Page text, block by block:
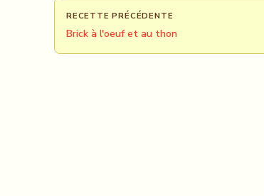
RECETTE PRÉCÉDENTE
Brick à l'oeuf et au thon